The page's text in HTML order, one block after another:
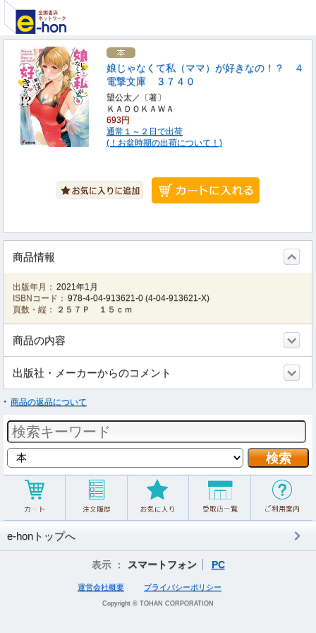
娘じゃなくて私（ママ）が好きなの！？ ４
電撃文庫 ３７４０
望公太／〔著〕
ＫＡＤＯＫＡＷＡ
693円
通常１～２日で出荷
(！お盆時期の出荷について！)
商品情報
出版年月： 2021年1月
ISBNコード： 978-4-04-913621-0 (4-04-913621-X)
頁数・縦：
２５７Ｐ １５ｃｍ
商品の内容
出版社・メーカーからのコメント
商品の返品について
e-honトップへ
表示 ： スマートフォン PC
運営会社概要 プライバシーポリシー
Copyright © TOHAN CORPORATION